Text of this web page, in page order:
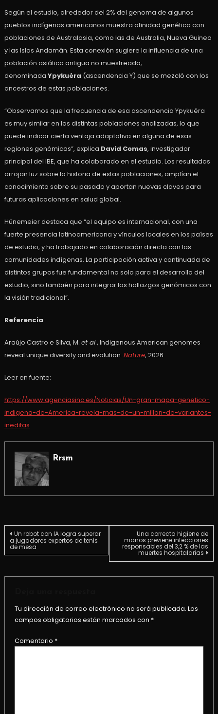
Según el estudio, alrededor del 2% del genoma de algunos
pueblos indígenas americanos muestra afinidad genética con
poblaciones de Australasia, como las de Australia, Nueva Guinea
y las Islas Andamán. Esta conexión sugiere la influencia de una
población asiática antigua no muestreada,
denominada Ypykuéra (ascendencia Y) que se mezcló con los
ancestros de estas poblaciones.
“Observamos que la frecuencia de esa ascendencia Ypykuéra
es muy similar en las distintas poblaciones analizadas, lo que
puede indicar cierta ventaja adaptativa en alguna de esas
regiones genómicas”, explica David Comas, investigador
principal del IBE, que ha colaborado en el estudio. Los resultados
arrojan luz sobre la historia de estas poblaciones, amplían el
conocimiento sobre su pasado y aportan nuevas claves para
futuras aplicaciones en salud global.
Hünemeier destaca que “el equipo es internacional, con una
fuerte presencia latinoamericana y vínculos locales en los países
de estudio, y ha trabajado en colaboración directa con las
comunidades indígenas. La participación activa y continuada de
distintos grupos fue fundamental no solo para el desarrollo del
estudio, sino también para integrar los hallazgos genómicos con
la visión tradicional”.
Referencia:
Araújo Castro e Silva, M. et al., Indigenous American genomes
reveal unique diversity and evolution. Nature, 2026.
Leer en fuente:
https://www.agenciasinc.es/Noticias/Un-gran-mapa-genetico-
indigena-de-America-revela-mas-de-un-millon-de-variantes-
ineditas
Rrsm
Navegación
de
entradas
Un robot con IA logra superar
a jugadores expertos de tenis
de mesa
Una correcta higiene de
manos previene infecciones
responsables del 3,2 % de las
muertes hospitalarias
Tu dirección de correo electrónico no será publicada. Los
campos obligatorios están marcados con *
Comentario *